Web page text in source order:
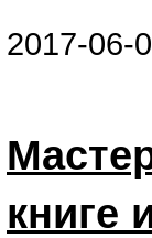
2017-06-
книге